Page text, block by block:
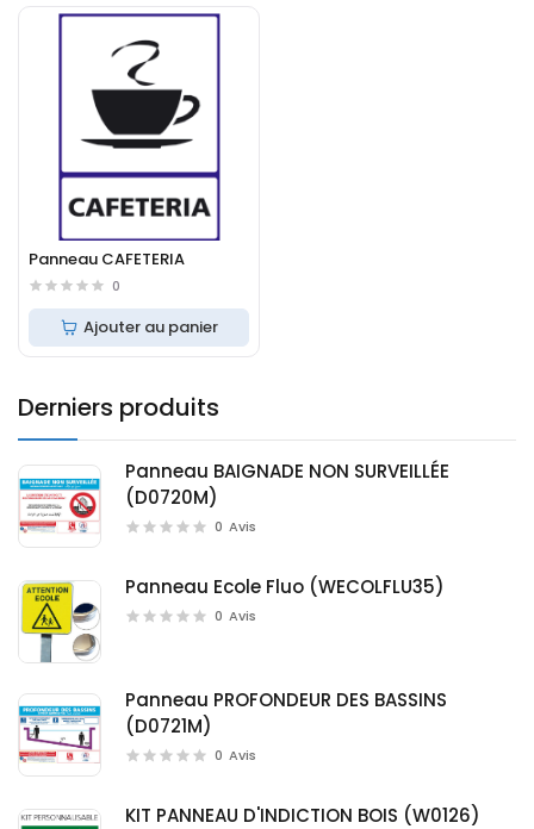
Derniers produits
Panneau BAIGNADE NON SURVEILLÉE
(D0720M)
0 Avis
Panneau Ecole Fluo (WECOLFLU35)
0 Avis
Panneau PROFONDEUR DES BASSINS
(D0721M)
0 Avis
KIT PANNEAU D'INDICTION BOIS (W0126)
Panneau CAFETERIA
0
Ajouter au panier